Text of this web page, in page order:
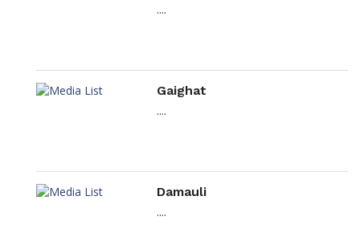
....
Gaighat
....
Damauli
....